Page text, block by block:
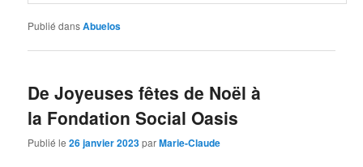
Publié dansAbuelos
De Joyeuses fêtes de Noël à
la Fondation Social Oasis
Publié le26 janvier 2023parMarie-Claude